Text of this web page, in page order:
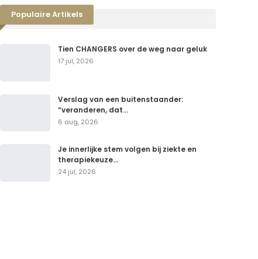
Populaire Artikels
Tien CHANGERS over de weg naar geluk
17 jul, 2026
Verslag van een buitenstaander:
“veranderen, dat…
6 aug, 2026
Je innerlijke stem volgen bij ziekte en
therapiekeuze…
24 jul, 2026